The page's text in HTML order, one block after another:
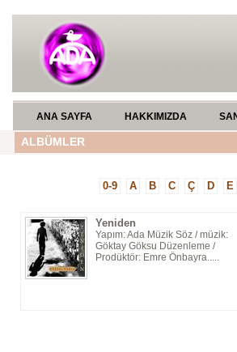
ANA SAYFA HAKKIMIZDA
ALBÜMLER
0-9 A B C Ç D E
Yeniden
Yapım: Ada Müzik Söz / müzik:
Göktay Göksu Düzenleme /
Prodüktör: Emre Önbayra.....